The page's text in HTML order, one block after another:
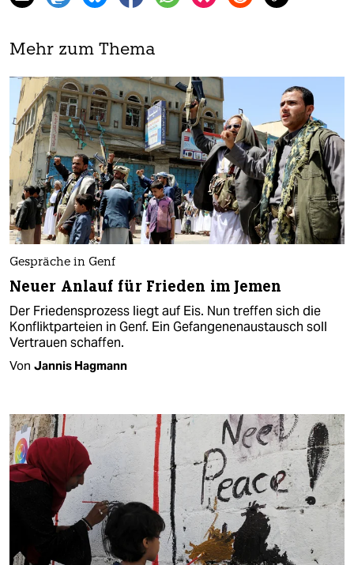
Mehr zum Thema
Gespräche in Genf
Neuer Anlauf für Frieden im Jemen
Der Friedensprozess liegt auf Eis. Nun treffen sich die
Konfliktparteien in Genf. Ein Gefangenenaustausch soll
Vertrauen schaffen.
Von Jannis Hagmann